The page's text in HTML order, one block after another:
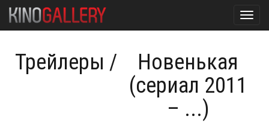
Трейлеры /
Новенькая
(сериал 2011
– ...)